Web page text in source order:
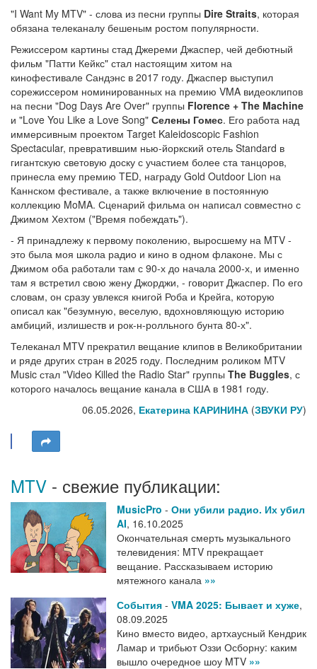
"I Want My MTV" - слова из песни группы Dire Straits, которая
обязана телеканалу бешеным ростом популярности.
Режиссером картины стад Джереми Джаспер, чей дебютный
фильм "Патти Кейкс" стал настоящим хитом на
кинофестивале Сандэнс в 2017 году. Джаспер выступил
сорежиссером номинированных на премию VMA видеоклипов
на песни "Dog Days Are Over" группы Florence + The Machine
и "Love You Like a Love Song" Селены Гомес. Его работа над
иммерсивным проектом Target Kaleidoscopic Fashion
Spectacular, превратившим нью-йоркский отель Standard в
гигантскую световую доску с участием более ста танцоров,
принесла ему премию TED, награду Gold Outdoor Lion на
Каннском фестивале, а также включение в постоянную
коллекцию MoMA. Сценарий фильма он написал совместно с
Джимом Хехтом ("Время побеждать").
- Я принадлежу к первому поколению, выросшему на MTV -
это была моя школа радио и кино в одном флаконе. Мы с
Джимом оба работали там с 90-х до начала 2000-х, и именно
там я встретил свою жену Джорджи, - говорит Джаспер. По его
словам, он сразу увлекся книгой Роба и Крейга, которую
описал как "безумную, веселую, вдохновляющую историю
амбиций, излишеств и рок-н-ролльного бунта 80-х".
Телеканал MTV прекратил вещание клипов в Великобритании
и ряде других стран в 2025 году. Последним роликом MTV
Music стал "Video Killed the Radio Star" группы The Buggles, с
которого началось вещание канала в США в 1981 году.
06.05.2026, Екатерина КАРИНИНА (ЗВУКИ РУ)
MTV - свежие публикации:
MusicPro - Они убили радио. Их убил
AI, 16.10.2025
Окончательная смерть музыкального
телевидения: MTV прекращает
вещание. Рассказываем историю
мятежного канала »»
События - VMA 2025: Бывает и хуже,
08.09.2025
Кино вместо видео, артхаусный Кендрик
Ламар и трибьют Оззи Осборну: каким
вышло очередное шоу MTV »»